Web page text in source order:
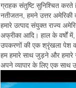
ग्राहक संतुष्टि सुनिश्चित
नतीजतन, हमने उत्तर अमेरिकी
हमारे उत्पाद संयुक्त राज्य
अफ्रीका आदि। हाल के वर्षों
उपकरणों की एक श्रृंखला पेश
हम हमारे साथ जुड़ने और हमारे
अपने व्यापार के लिए एक साथ